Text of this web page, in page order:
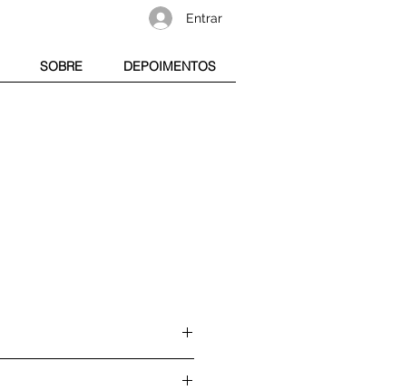
Entrar
SOBRE DEPOIMENTOS